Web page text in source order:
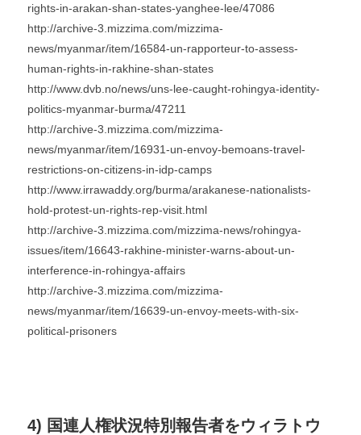
rights-in-arakan-shan-states-yanghee-lee/47086
http://archive-3.mizzima.com/mizzima-
news/myanmar/item/16584-un-rapporteur-to-assess-
human-rights-in-rakhine-shan-states
http://www.dvb.no/news/uns-lee-caught-rohingya-identity-
politics-myanmar-burma/47211
http://archive-3.mizzima.com/mizzima-
news/myanmar/item/16931-un-envoy-bemoans-travel-
restrictions-on-citizens-in-idp-camps
http://www.irrawaddy.org/burma/arakanese-nationalists-
hold-protest-un-rights-rep-visit.html
http://archive-3.mizzima.com/mizzima-news/rohingya-
issues/item/16643-rakhine-minister-warns-about-un-
interference-in-rohingya-affairs
http://archive-3.mizzima.com/mizzima-
news/myanmar/item/16639-un-envoy-meets-with-six-
political-prisoners
4) 国連人権状況特別報告者をウィラトウ